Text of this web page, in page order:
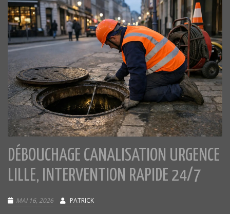
DÉBOUCHAGE CANALISATION URGENCE
LILLE, INTERVENTION RAPIDE 24/7
MAI 16, 2026 PATRICK